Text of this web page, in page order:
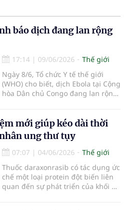
báo dịch đang lan rộng
17:14 | 09/06/2026
Thế giới
Ngày 8/6, Tổ chức Y tế thế giới
(WHO) cho biết, dịch Ebola tại Cộng
hòa Dân chủ Congo đang lan rộng
lây truyền xuyên biên giới sang
Uganda.
mới giúp kéo dài thời
ung thư tụy
07:07 | 04/06/2026
Thế giới
Thuốc daraxonrasib có tác dụng ức
chế một loại protein đột biến liên
quan đến sự phát triển của khối u,